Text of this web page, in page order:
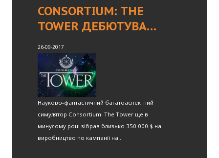
CONSORTIUM: THE
TOWER ДЕБЮТУВА…
26-09-2017
Науково-фантастичний багатоаспектний
симулятор Consortium: The Tower ще в
минулому році зібрав близько 350 000 $ на
виробництво по кампанії на...